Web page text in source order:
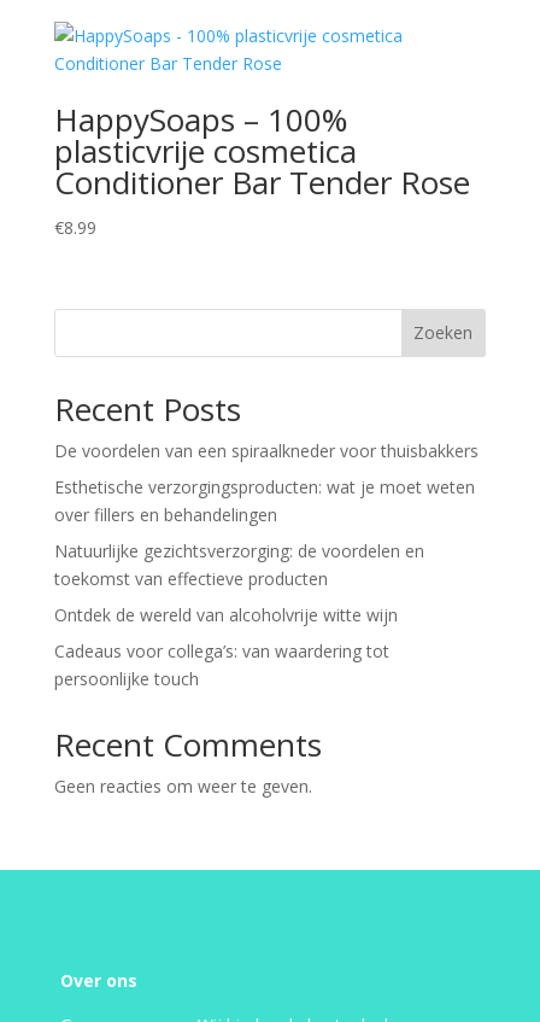
HappySoaps – 100%
plasticvrije cosmetica
Conditioner Bar Tender Rose
€8.99
Zoeken
Recent Posts
De voordelen van een spiraalkneder voor thuisbakkers
Esthetische verzorgingsproducten: wat je moet weten
over fillers en behandelingen
Natuurlijke gezichtsverzorging: de voordelen en
toekomst van effectieve producten
Ontdek de wereld van alcoholvrije witte wijn
Cadeaus voor collega’s: van waardering tot
persoonlijke touch
Recent Comments
Geen reacties om weer te geven.
Over ons